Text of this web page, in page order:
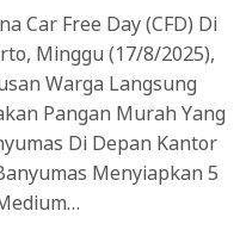
Car Free Day (CFD) Di
Minggu (17/8/2025),
Warga Langsung
Pangan Murah Yang
Di Depan Kantor
Menyiapkan 5